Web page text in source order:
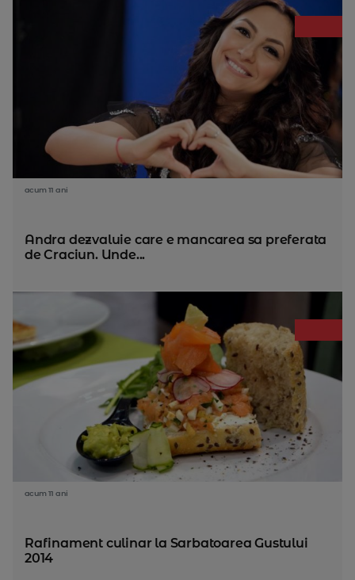
acum 11 ani
Andra dezvaluie care e mancarea sa preferata
de Craciun. Unde...
acum 11 ani
Rafinament culinar la Sarbatoarea Gustului
2014